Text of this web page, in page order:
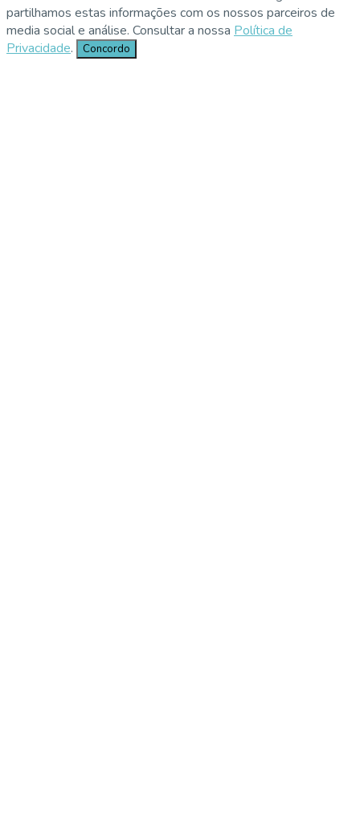
partilhamos estas informações com os nossos parceiros de
media social e análise. Consultar a nossa Política de
Privacidade. Concordo